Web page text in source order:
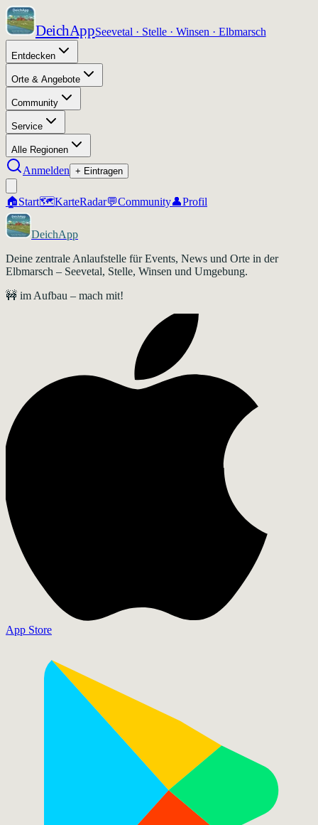
DeichAppSeevetal · Stelle · Winsen · Elbmarsch
Entdecken
Orte & Angebote
Community
Service
Alle Regionen
Anmelden + Eintragen
🏠Start🗺️KarteRadar💬Community👤Profil
DeichApp
Deine zentrale Anlaufstelle für Events, News und Orte in der
Elbmarsch – Seevetal, Stelle, Winsen und Umgebung.
🚧 im Aufbau – mach mit!
App Store